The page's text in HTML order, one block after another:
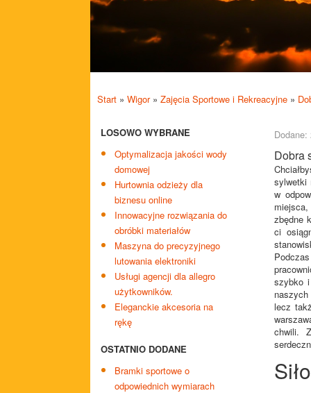
Start » Wigor» Zajęcia Sportowe i Rekreacyjne »
LOSOWO WYBRANE
Optymalizacja jakości wody
domowej
Hurtownia odzieży dla
biznesu online
Innowacyjne rozwiązania do
obróbki materiałów
Maszyna do precyzyjnego
lutowania elektroniki
Usługi agencji dla allegro
użytkowników.
Eleganckie akcesoria na
rękę
OSTATNIO DODANE
Bramki sportowe o
odpowiednich wymiarach
Dodane:
Dobra
sylwetki
w
zbędne
ci
szybko
lecz
chwili.